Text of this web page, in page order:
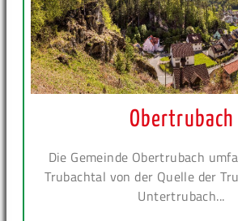
Obertrubach
Die Gemeinde Obertrubach
Trubachtal von der Quelle der
Untertrubach...